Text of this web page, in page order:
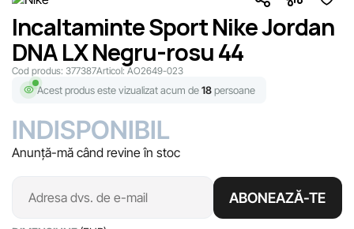
Incaltaminte Sport Nike Jordan
DNA LX Negru-rosu 44
Cod produs: 377387Articol: AO2649-023
Acest produs este vizualizat acum de18persoane
INDISPONIBIL
Anunță-mă când revine în stoc
ABONEAZĂ-TE